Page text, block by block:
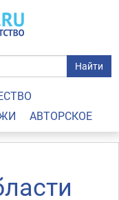
Найти
АВТОРСКОЕ